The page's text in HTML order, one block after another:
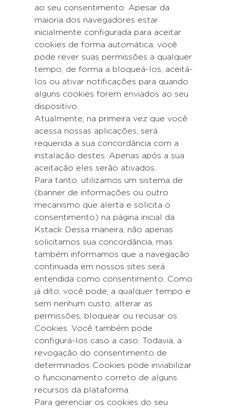
ao seu consentimento. Apesar da
maioria dos navegadores estar
inicialmente configurada para aceitar
cookies de forma automática, você
pode rever suas permissões a qualquer
tempo, de forma a bloqueá-los, aceitá-
los ou ativar notificações para quando
alguns cookies forem enviados ao seu
dispositivo.
Atualmente, na primeira vez que você
acessa nossas aplicações, será
requerida a sua concordância com a
instalação destes. Apenas após a sua
aceitação eles serão ativados.
Para tanto, utilizamos um sistema de
(banner de informações ou outro
mecanismo que alerta e solicita o
consentimento) na página inicial da
Kstack Dessa maneira, não apenas
solicitamos sua concordância, mas
também informamos que a navegação
continuada em nossos sites será
entendida como consentimento. Como
já dito, você pode, a qualquer tempo e
sem nenhum custo, alterar as
permissões, bloquear ou recusar os
Cookies. Você também pode
configurá-los caso a caso. Todavia, a
revogação do consentimento de
determinados Cookies pode inviabilizar
o funcionamento correto de alguns
recursos da plataforma.
Para gerenciar os cookies do seu